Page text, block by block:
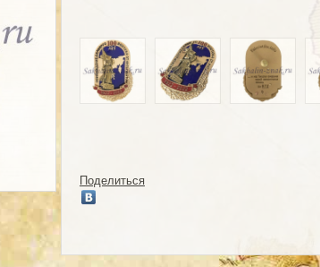
Поделиться